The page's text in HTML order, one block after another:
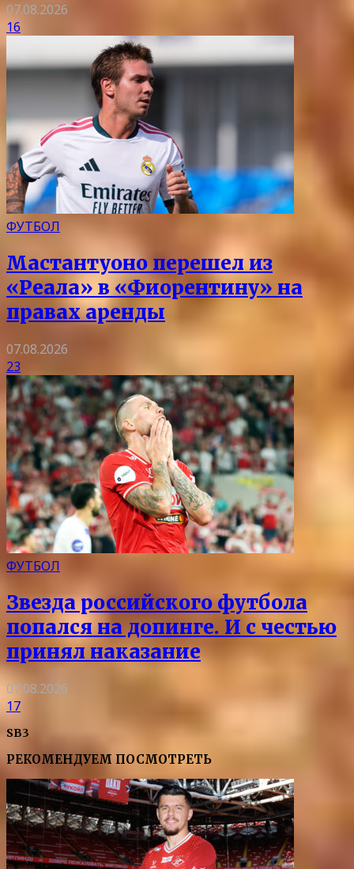
07.08.2026
16
ФУТБОЛ
Мастантуоно перешел из
«Реала» в «Фиорентину» на
правах аренды
07.08.2026
23
ФУТБОЛ
Звезда российского футбола
попался на допинге. И с честью
принял наказание
07.08.2026
17
SB3
РЕКОМЕНДУЕМ ПОСМОТРЕТЬ